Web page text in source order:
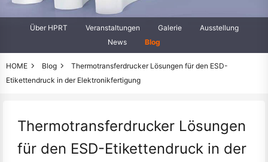
Über HPRT Veranstaltungen Galerie
Ausstellung
News
Blog
HOME Blog
Thermotransferdrucker Lösungen für den ESD-
Etikettendruck in der Elektronikfertigung
Thermotransferdrucker Lösungen
für den ESD-Etikettendruck in der